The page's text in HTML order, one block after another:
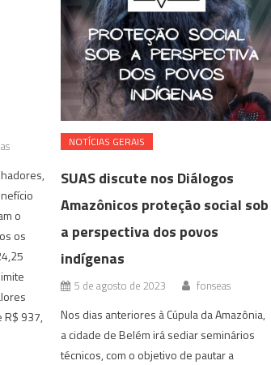
o
os
R$ 937,
NOTÍ­CIAS GERAIS
SUAS discute nos Diálogos
Amazônicos proteção social sob
a perspectiva dos povos
indígenas
5 de agosto de 2023 fonseas
Nos dias anteriores à Cúpula da Amazônia,
a cidade de Belém irá sediar seminários
técnicos, com o objetivo de pautar a